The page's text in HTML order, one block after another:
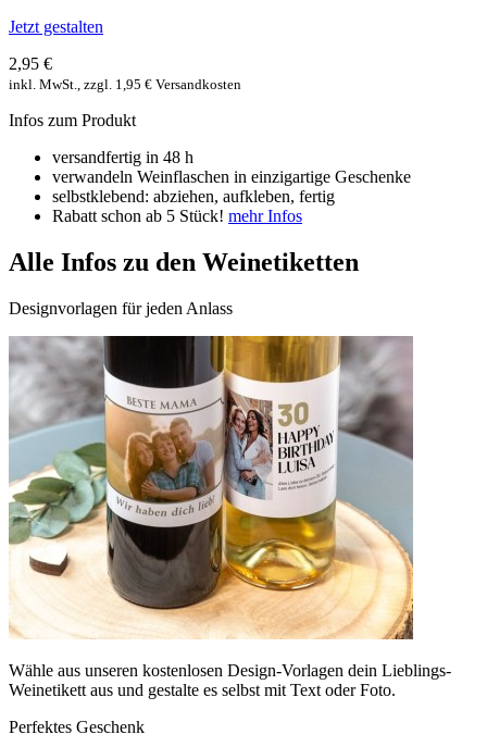
Jetzt gestalten
2,95 €
inkl. MwSt., zzgl. 1,95 € Versandkosten
Infos zum Produkt
versandfertig in 48 h
verwandeln Weinflaschen in einzigartige Geschenke
selbstklebend: abziehen, aufkleben, fertig
Rabatt schon ab 5 Stück! mehr Infos
Alle Infos zu den Weinetiketten
Designvorlagen für jeden Anlass
Wähle aus unseren kostenlosen Design-Vorlagen dein Lieblings-
Weinetikett aus und gestalte es selbst mit Text oder Foto.
Perfektes Geschenk